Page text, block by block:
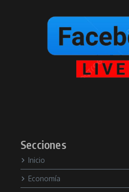
Secciones
Inicio
Economía